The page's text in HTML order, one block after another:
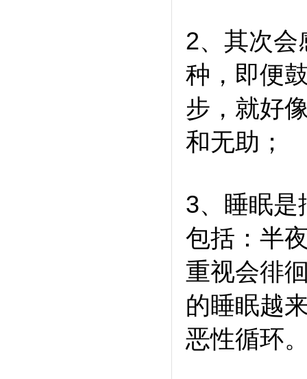
2、其次会
种，即便
步，就好
和无助；
3、睡眠是
包括：半
重视会徘
的睡眠越
恶性循环